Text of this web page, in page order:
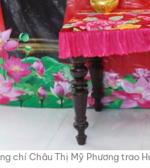
chí Châu Thị Mỹ Phương trao